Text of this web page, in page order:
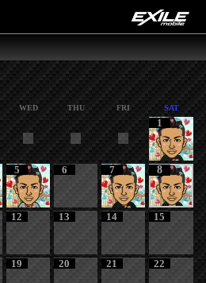
WED THU FRI SAT
1
5 6 7 8
12 13 14 15
19 20 21 22